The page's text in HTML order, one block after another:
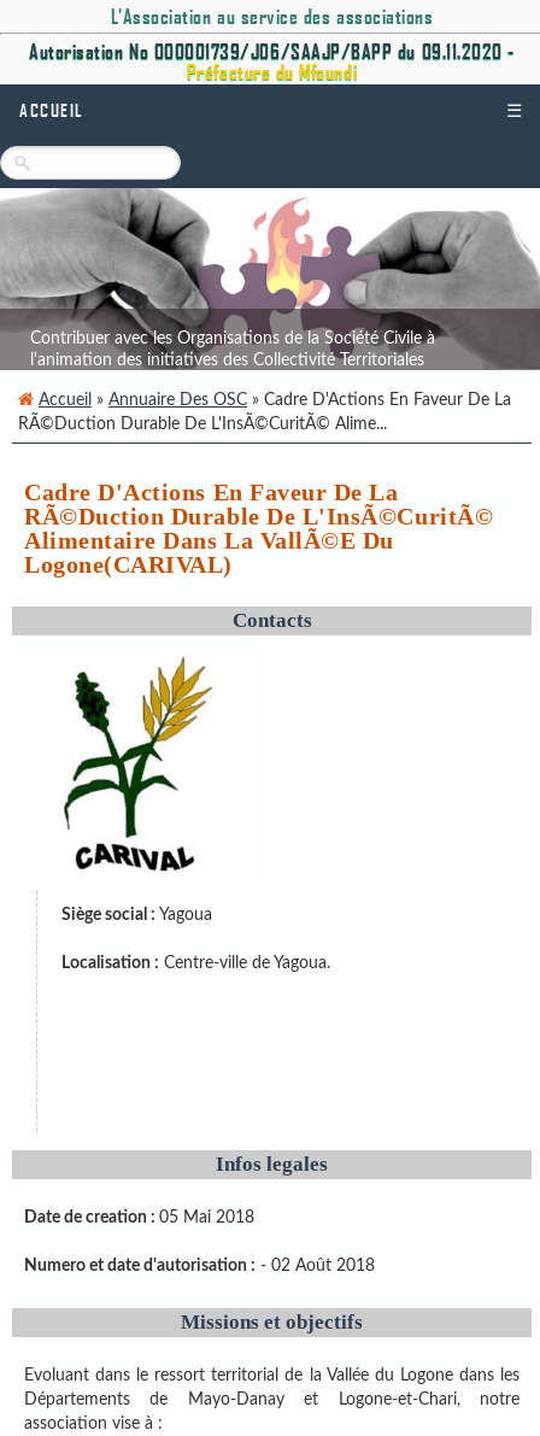
L'Association au service des associations
Autorisation No 000001739/J06/SAAJP/BAPP du 09.11.2020 -
Préfecture du Mfoundi
ACCUEIL ☰
Contribuer avec les Organisations de la Société Civile à
l'animation des initiatives des Collectivité Territoriales
Accueil » Annuaire Des OSC » Cadre D'Actions En Faveur De La
RÃ©duction Durable De L'InsÃ©curitÃ© Alime...
Cadre D'Actions En Faveur De La
RÃ©duction Durable De L'InsÃ©curitÃ©
Alimentaire Dans La VallÃ©e Du
Logone(CARIVAL)
Contacts
Siège social : Yagoua
Localisation : Centre-ville de Yagoua.
Infos legales
Date de creation : 05 Mai 2018
Numero et date d'autorisation : - 02 Août 2018
Missions et objectifs
Evoluant dans le ressort territorial de la Vallée du Logone dans les
Départements de Mayo-Danay et Logone-et-Chari, notre
association vise à :